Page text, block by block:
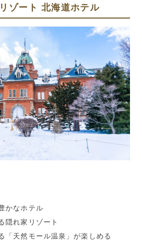
ゾート 北海道ホテル
かなホテル
隠れ家リゾート
「天然モール温泉」が楽しめる